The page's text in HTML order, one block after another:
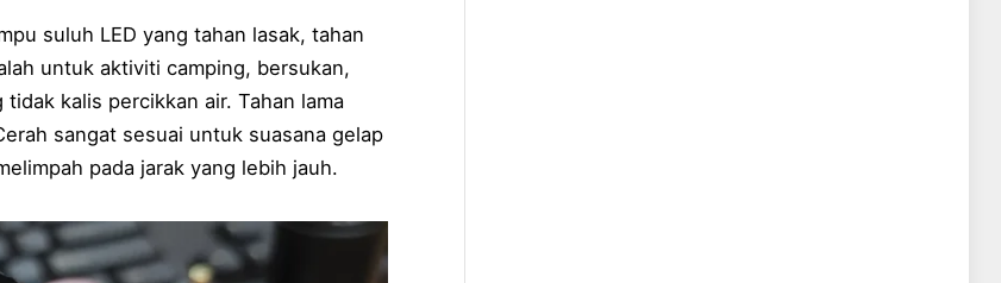
suluh LED yang tahan lasak, tahan
untuk aktiviti camping, bersukan,
kalis percikkan air. Tahan lama
sangat sesuai untuk suasana gelap
pada jarak yang lebih jauh.